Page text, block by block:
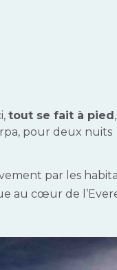
tout se fait à pied,
pour deux nuits
par les
au cœur de